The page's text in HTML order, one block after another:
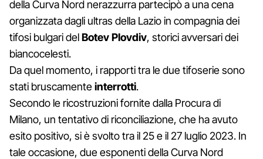
della Curva Nord nerazzurra partecipò a una cena
organizzata dagli ultras della Lazio in compagnia dei
tifosi bulgari delBotev Plovdiv, storici avversari dei
biancocelesti.
Da quel momento, i rapporti tra le due tifoserie sono
stati bruscamenteinterrotti.
Secondo le ricostruzioni fornite dalla Procura di
Milano, un tentativo di riconciliazione, che ha avuto
esito positivo, si è svolto tra il 25 e il 27 luglio 2023. In
tale occasione, due esponenti della Curva Nord